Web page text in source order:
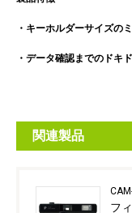
・キーホルダーサイズの
・データ確認までのドキ
関連製品
フ